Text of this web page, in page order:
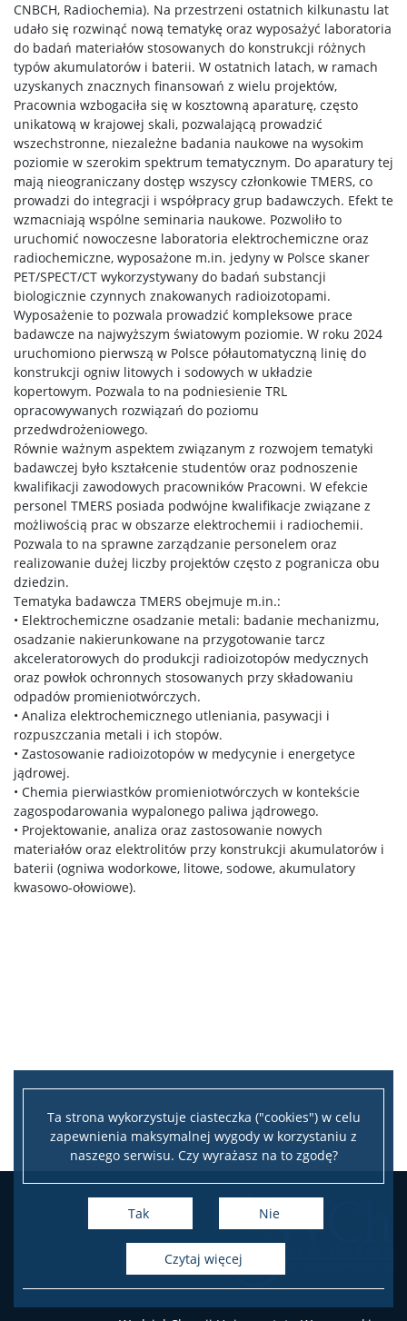
Ta strona wykorzystuje ciasteczka ("cookies") w celu
zapewnienia maksymalnej wygody w korzystaniu z
naszego serwisu. Czy wyrażasz na to zgodę?
Tak Nie
czytaj więcej
TRI-BIO-CHEM
RadFarm
Doktoraty wdrożeniowe
Struktura
Regulaminy/zasady
Procedura przewodu doktorskiego
Ubezpieczenie zdrowotne
Dokumenty do pobrania
Pracownicy
Intranet
Spis pracowników
Strony prywatne
Badania i nauka
Zespoły badawcze
Seminaria
Konferencje
Nasze osiągnięcia
Popularyzacja
Spotkasz nas
CNBCH, Radiochemia). Na przestrzeni ostatnich kilkunastu lat
udało się rozwinąć nową tematykę oraz wyposażyć laboratoria
do badań materiałów stosowanych do konstrukcji różnych
typów akumulatorów i baterii. W ostatnich latach, w ramach
uzyskanych znacznych finansowań z wielu projektów,
Pracownia wzbogaciła się w kosztowną aparaturę, często
unikatową w krajowej skali, pozwalającą prowadzić
wszechstronne, niezależne badania naukowe na wysokim
poziomie w szerokim spektrum tematycznym. Do aparatury tej
mają nieograniczany dostęp wszyscy członkowie TMERS, co
prowadzi do integracji i współpracy grup badawczych. Efekt te
wzmacniają wspólne seminaria naukowe. Pozwoliło to
uruchomić nowoczesne laboratoria elektrochemiczne oraz
radiochemiczne, wyposażone m.in. jedyny w Polsce skaner
PET/SPECT/CT wykorzystywany do badań substancji
biologicznie czynnych znakowanych radioizotopami.
Wyposażenie to pozwala prowadzić kompleksowe prace
badawcze na najwyższym światowym poziomie. W roku 2024
uruchomiono pierwszą w Polsce półautomatyczną linię do
konstrukcji ogniw litowych i sodowych w układzie
kopertowym. Pozwala to na podniesienie TRL
opracowywanych rozwiązań do poziomu
przedwdrożeniowego.
Równie ważnym aspektem związanym z rozwojem tematyki
badawczej było kształcenie studentów oraz podnoszenie
kwalifikacji zawodowych pracowników Pracowni. W efekcie
personel TMERS posiada podwójne kwalifikacje związane z
możliwością prac w obszarze elektrochemii i radiochemii.
Pozwala to na sprawne zarządzanie personelem oraz
realizowanie dużej liczby projektów często z pogranicza obu
dziedzin.
Tematyka badawcza TMERS obejmuje m.in.:
• Elektrochemiczne osadzanie metali: badanie mechanizmu,
osadzanie nakierunkowane na przygotowanie tarcz
akceleratorowych do produkcji radioizotopów medycznych
oraz powłok ochronnych stosowanych przy składowaniu
odpadów promieniotwórczych.
• Analiza elektrochemicznego utleniania, pasywacji i
rozpuszczania metali i ich stopów.
• Zastosowanie radioizotopów w medycynie i energetyce
jądrowej.
• Chemia pierwiastków promieniotwórczych w kontekście
zagospodarowania wypalonego paliwa jądrowego.
• Projektowanie, analiza oraz zastosowanie nowych
materiałów oraz elektrolitów przy konstrukcji akumulatorów i
baterii (ogniwa wodorkowe, litowe, sodowe, akumulatory
kwasowo-ołowiowe).